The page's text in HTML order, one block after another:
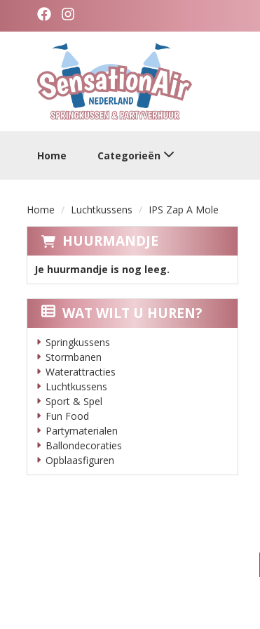
facebook
Home Categorieën categorieen
Home Luchtkussens IPS Zap A Mole
HUURMANDJE
Je huurmandje is nog leeg.
WAT WILT U HUREN?
Springkussens
Stormbanen
Waterattracties
Luchtkussens
Sport & Spel
Fun Food
Partymaterialen
Ballondecoraties
Opblaasfiguren